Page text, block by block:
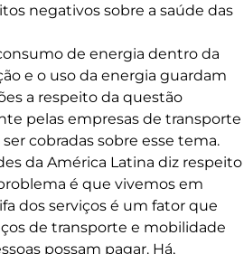
negativos sobre a saúde das
de energia dentro da
e o uso da energia guardam
a respeito da questão
pelas empresas de transporte
cobradas sobre esse tema.
da América Latina diz respeito
é que vivemos em
dos serviços é um fator que
de transporte e mobilidade
possam pagar. Há,